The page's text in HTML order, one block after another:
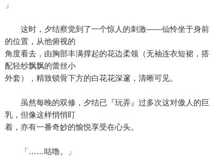
」
这时，夕结察觉到了一个惊人的刺激——仙怜坐于身前
的位置，从他俯视的
角度看去，由胸部丰满撑起的花边柔领（无袖连衣短裙，搭
配轻纱飘飘的蕾丝小
外套），精致锁骨下方的白花花深邃，清晰可见。
虽然每晚的双修，夕结已『玩弄』过多次这对傲人的巨
乳，但像这样悄悄盯
着，亦有一番奇妙的愉悦享受在心头。
「……咕噜。」